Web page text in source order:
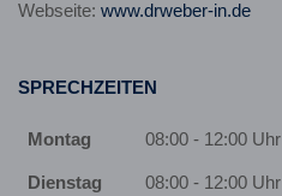
Webseite: www.drweber-in.de
SPRECHZEITEN
Montag 08:00 - 12:00 Uhr
Dienstag 08:00 - 12:00 Uhr